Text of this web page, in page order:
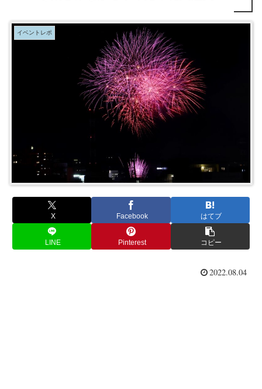
イベントレポ
X Facebook はてブ
LINE Pinterest コピー
2022.08.04